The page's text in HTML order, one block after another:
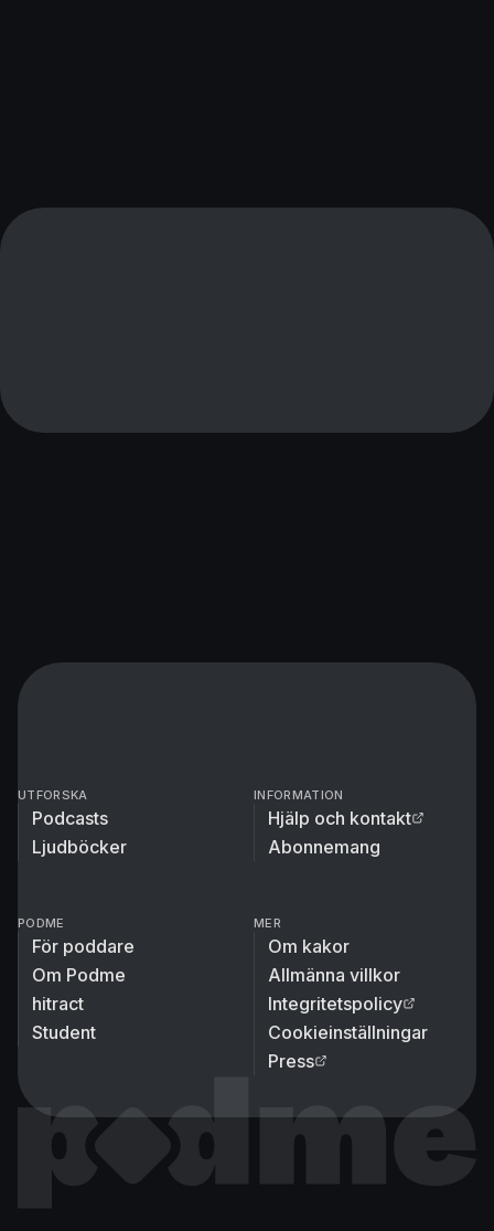
UTFORSKA
Podcasts
Ljudböcker
INFORMATION
Hjälp och kontakt
Abonnemang
PODME
För poddare
Om Podme
hitract
Student
MER
Om kakor
Allmänna villkor
Integritetspolicy
Cookieinställningar
Press